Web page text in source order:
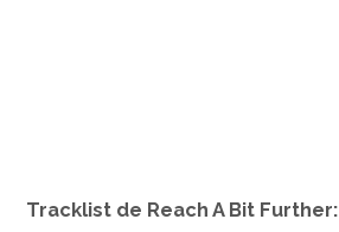
Tracklist de Reach A Bit Further: